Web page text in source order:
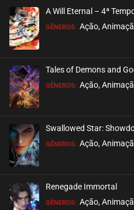
A Will Eternal – 4ª
GÊNEROS: Ação,
Tales of Demons and
GÊNEROS: Ação,
Swallowed Star:
GÊNEROS: Ação,
Renegade Immortal
GÊNEROS: Ação,